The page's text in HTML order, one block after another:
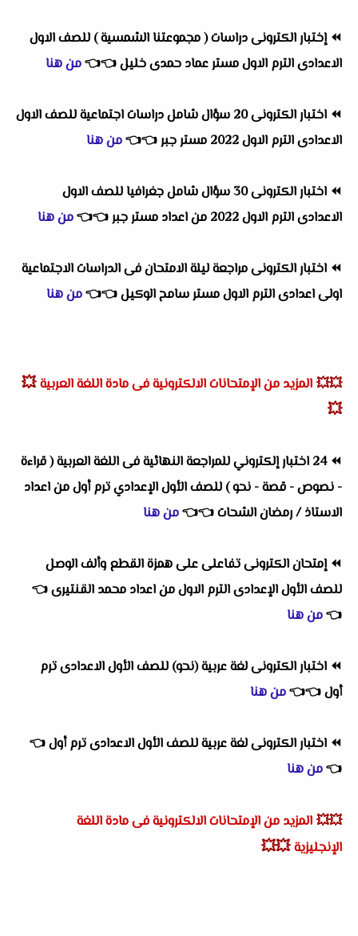
⏪إختبار الكترونى دراسات ( مجموعتنا الشمسية ) للصف الاول
الاعدادى الترم الاول مستر عماد حمدى خليل👈
👈من هنا
⏪
اختبار الكترونى 20 سؤال شامل دراسات اجتماعية للصف الاول
الاعدادى الترم الاول 2022 مستر جبر
👈
👈من هنا
⏪
اختبار الكترونى 30 سؤال شامل جغرافيا للصف الاول
الاعدادى الترم الاول 2022 من اعداد مستر جبر
👈
👈من هنا
⏪ اختبار الكترونى مراجعة ليلة الامتحان فى الدراسات الاجتماعية
اولى اعدادى الترم الاول مستر سامح الوكيل👈
👈من هنا
💥💥 المزيد من الإمتحانات الالكترونية فى مادة اللغة العربية 💥
💥
⏪
24 اختبار إلكتروني للمراجعة النهائية فى اللغة العربية ( قراءة
- نصوص - قصة - نحو ) للصف الأول الإعدادي ترم أول من اعداد
الاستاذ / رمضان الشحات👈
👈من هنا
⏪إمتحان الكترونى تفاعلى على همزة القطع وألف الوصل
للصف الأول الإعدادى الترم الاول من اعداد محمد القنتيرى👈
👈من هنا
⏪ اختبار الكترونى لغة عربية (نحو) للصف الأول الاعدادى ترم
أول👈
👈من هنا
⏪ اختبار الكترونى لغة عربية للصف الأول الاعدادى ترم أول👈
👈من هنا
💥💥 المزيد من الإمتحانات الالكترونية فى مادة اللغة
الإنجليزية 💥💥